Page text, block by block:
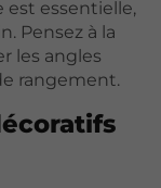
est essentielle,
Pensez à la
les angles
rangement.